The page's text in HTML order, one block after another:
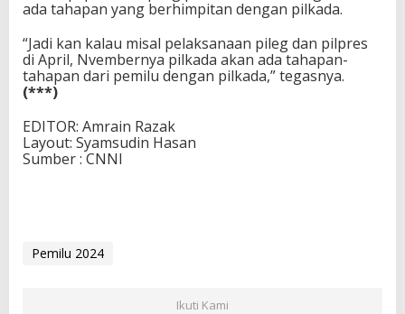
ada tahapan yang berhimpitan dengan pilkada.
“Jadi kan kalau misal pelaksanaan pileg dan pilpres
di April, Nvembernya pilkada akan ada tahapan-
tahapan dari pemilu dengan pilkada,” tegasnya.
(***)
EDITOR: Amrain Razak
Layout: Syamsudin Hasan
Sumber : CNNI
Pemilu 2024
Ikuti Kami